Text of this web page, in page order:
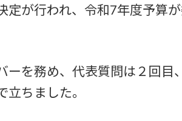
定が行われ、令和7年度予算
ーを務め、代表質問は２回目
ちました。